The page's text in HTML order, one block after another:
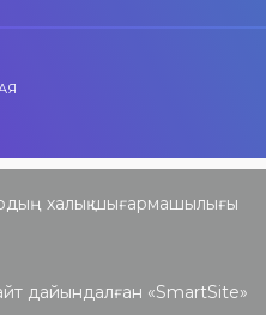
халық шығармашылығы
дайындалған «SmartSite»